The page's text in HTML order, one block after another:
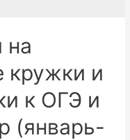
на
кружки и
к ОГЭ и
(январь-